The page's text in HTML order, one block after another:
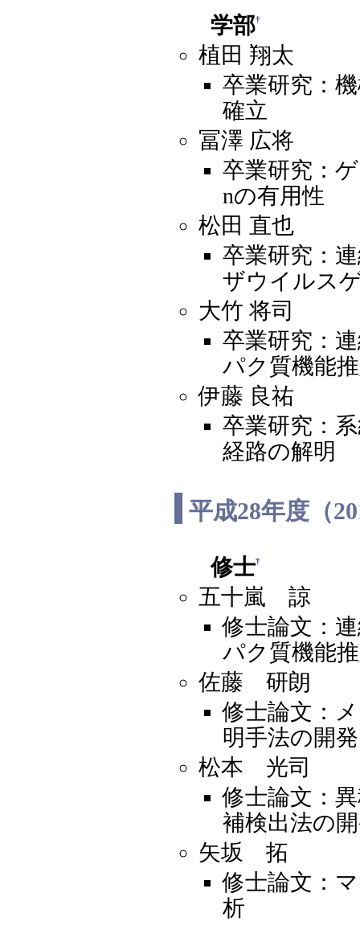
学部†
植田 翔太
卒業研究：
確立
冨澤 広将
卒業研究：
nの有用性
松田 直也
卒業研究：
ザウイルス
大竹 将司
卒業研究：
パク質機能
伊藤 良祐
卒業研究：
経路の解明
平成28年度（
修士†
五十嵐 諒
修士論文：
パク質機能
佐藤 研朗
修士論文：
明手法の開発
松本 光司
修士論文：
補検出法の
矢坂 拓
修士論文：
析